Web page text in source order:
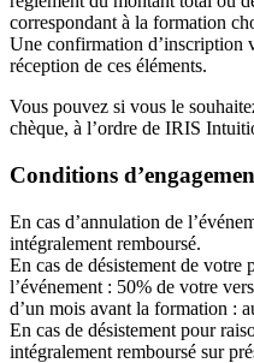
correspondant à la formation
Une confirmation d’inscription
réception de ces éléments.
Vous pouvez si vous le
chèque, à l’ordre de IRIS
Conditions
En cas d’annulation de
intégralement remboursé.
En cas de désistement de votre
l’événement : 50% de votre
d’un mois avant la formation :
En cas de désistement pour
intégralement remboursé sur